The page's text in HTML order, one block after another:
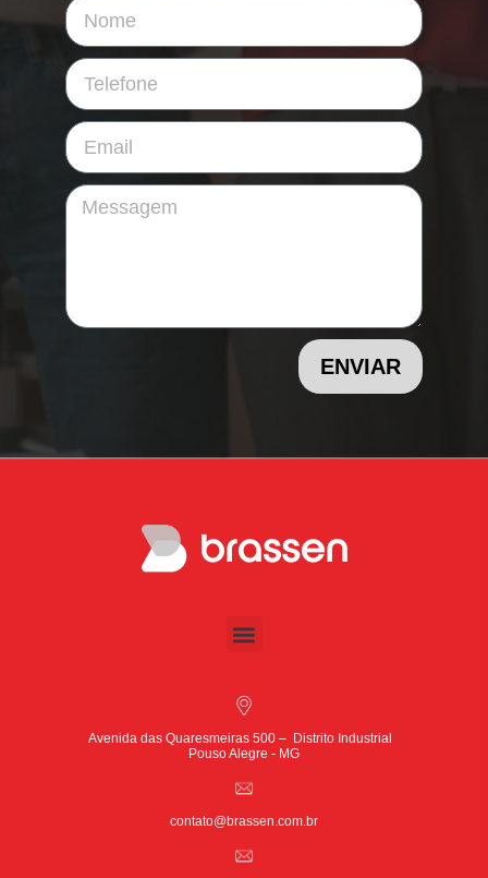
ENVIAR
Avenida das Quaresmeiras 500 – Distrito Industrial
Pouso Alegre - MG
contato@brassen.com.br